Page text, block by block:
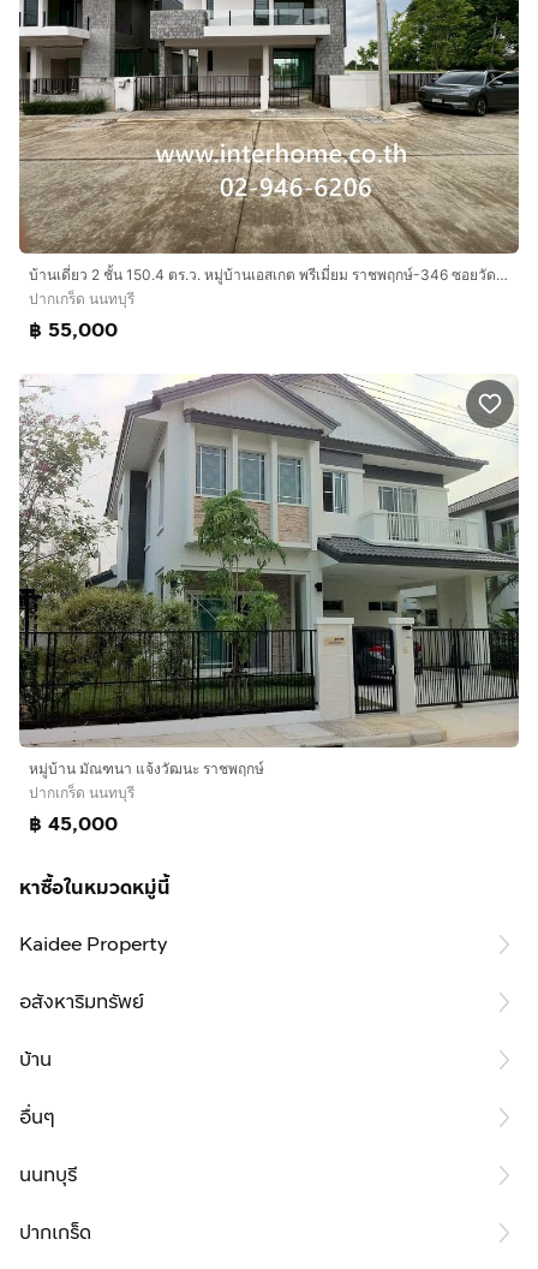
บ้านเดี่ยว 2 ชั้น 150.4 ตร.ว. หมู่บ้านเอสเกต พรีเมี่ยม ราชพฤกษ์-346 ซอยวัดท่าเกวียน ถนนราชพฤกษ์ ถนนหมายเลข345 ปากเกร็ด นนทบุรี
ปากเกร็ด นนทบุรี
฿ 55,000
หมู่บ้าน มัณฑนา แจ้งวัฒนะ ราชพฤกษ์
ปากเกร็ด นนทบุรี
฿ 45,000
หาซื้อในหมวดหมู่นี้
Kaidee Property
อสังหาริมทรัพย์
บ้าน
อื่นๆ
นนทบุรี
ปากเกร็ด